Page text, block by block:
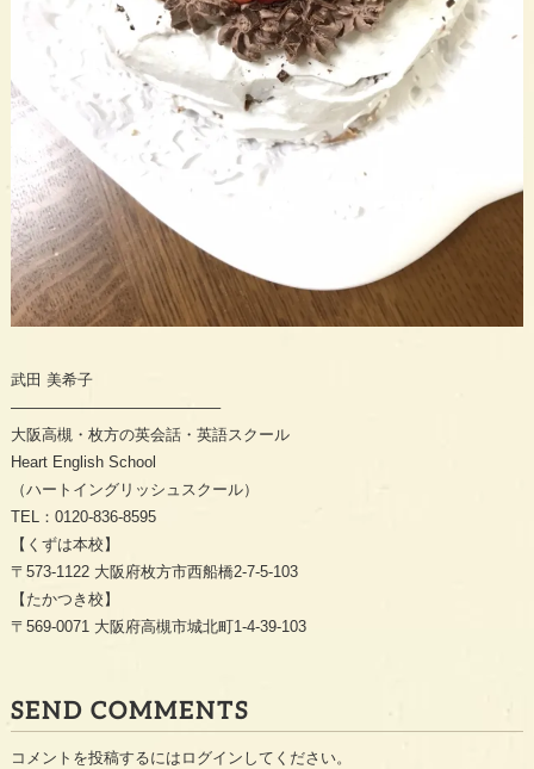
武田 美希子
—————————————–
大阪高槻・枚方の英会話・英語スクール
Heart English School
（ハートイングリッシュスクール）
TEL： 0120-836-8595
【くずは本校】
〒 573-1122 大阪府枚方市西船橋2-7-5-103
【たかつき校】
〒 569-0071 大阪府高槻市城北町1-4-39-103
SEND COMMENTS
コメントを投稿するには ログイン してください。